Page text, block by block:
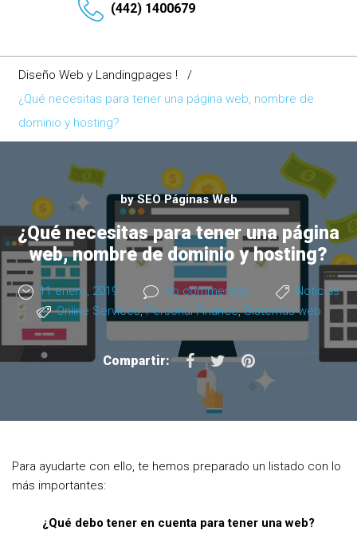
(442) 1400679
Diseño Web y Landingpages !
/
¿Qué necesitas para tener una página web, nombre de
dominio y hosting?
bySEO Páginas Web
¿Qué necesitas para tener una página
web, nombre de dominio y hosting?
11 enero, 2019 No comment(s)
Noticias
Online Services,Personal Finance,Sistemas web
Compartir:
F
c
k
T
P
i
s
Para ayudarte con ello, te hemos preparado un listado con lo
más importantes:
¿Qué debo tener en cuenta para tener una web?